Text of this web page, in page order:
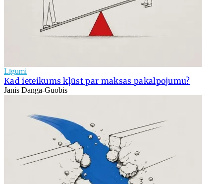
Līgumi
Kad ieteikums kļūst par maksas pakalpojumu?
Jānis Danga-Guobis